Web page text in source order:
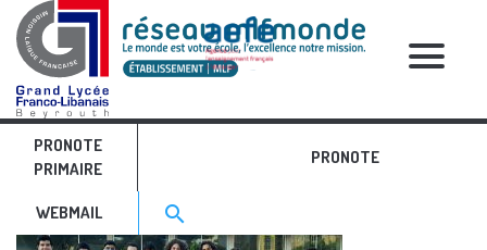
PRONOTE
PRIMAIRE
PRONOTE
WEBMAIL Search for:>
search
RELATIVE POSTS
glfl jij 2021